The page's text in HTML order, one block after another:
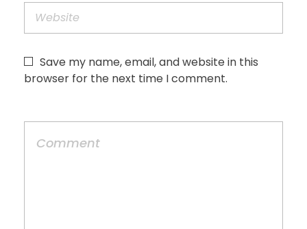
Save my name, email, and website in this
browser for the next time I comment.